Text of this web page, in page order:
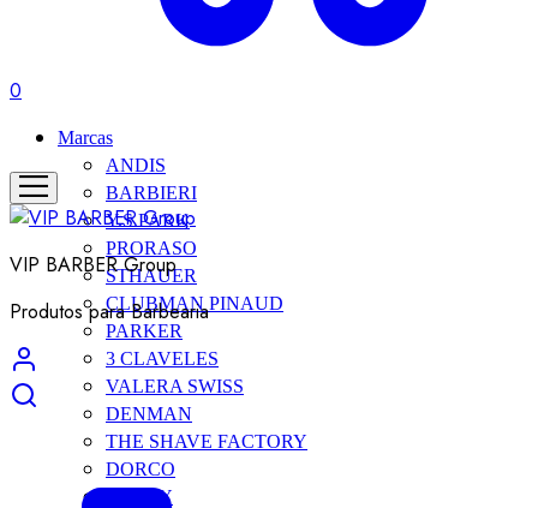
0
Marcas
ANDIS
BARBIERI
Y.S.PARK
PRORASO
STHAUER
CLUBMAN PINAUD
PARKER
3 CLAVELES
VALERA SWISS
DENMAN
THE SHAVE FACTORY
DORCO
DERBY
VIP BARBER Group
Produtos para Barbearia